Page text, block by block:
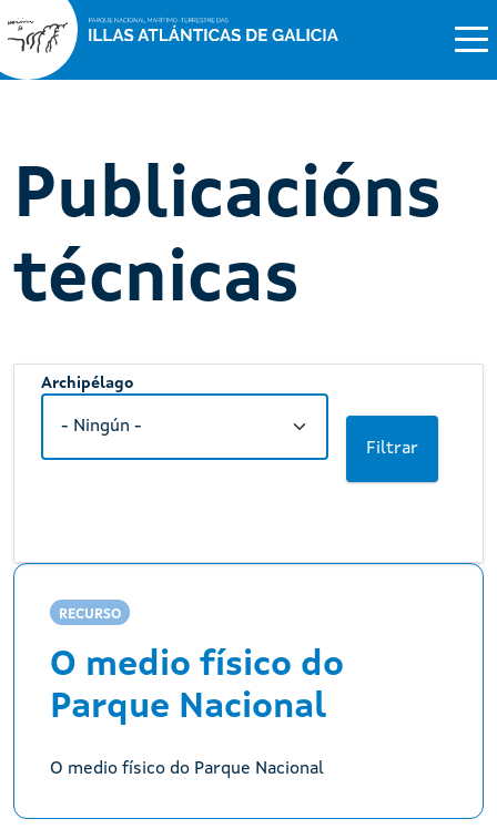
Publicacións
técnicas
Archipélago
RECURSO
O medio físico do
Parque Nacional
O medio físico do Parque Nacional